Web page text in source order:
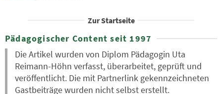
Zur Startseite
Pädagogischer Content seit 1997
Die Artikel wurden von Diplom Pädagogin Uta
Reimann-Höhn verfasst, überarbeitet, geprüft und
veröffentlicht. Die mit Partnerlink gekennzeichneten
Gastbeiträge wurden nicht selbst erstellt.